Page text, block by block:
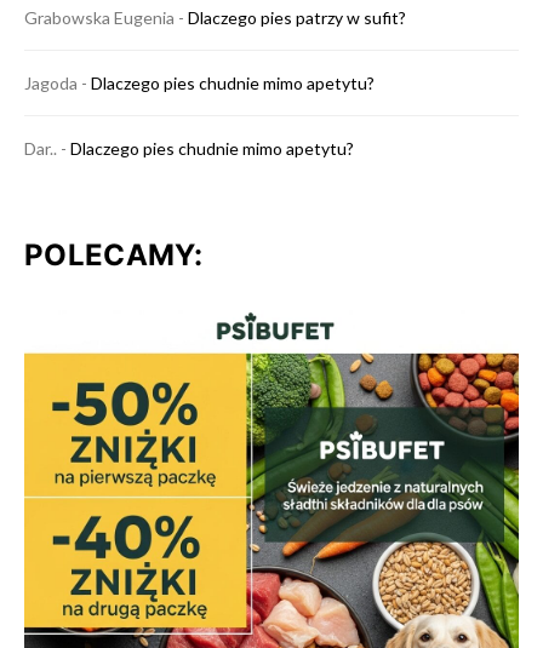
Grabowska Eugenia - Dlaczego pies patrzy w sufit?
Jagoda - Dlaczego pies chudnie mimo apetytu?
Dar.. - Dlaczego pies chudnie mimo apetytu?
POLECAMY: